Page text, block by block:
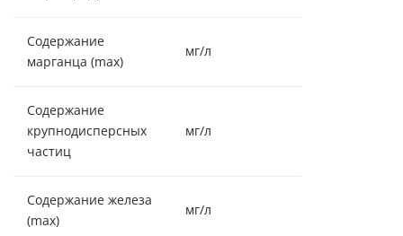
Содержание
марганца (max)
мг/л
Содержание
крупнодисперсных
частиц
мг/л
Содержание железа
(max)
мг/л